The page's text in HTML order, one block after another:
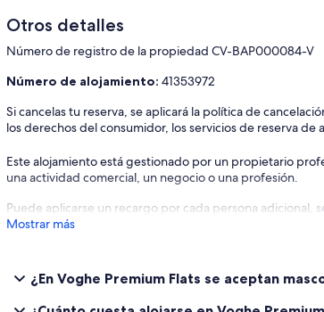
Otros detalles
Número de registro de la propiedad CV-BAP000084-V
Número de alojamiento:41353972
Si cancelas tu reserva, se aplicará la política de
los derechos del consumidor, los servicios de reserva
Este alojamiento está gestionado por un propietario
una actividad comercial, un negocio o una profesión.
Puede aplicarse un recargo por cada persona adicional,
Mostrar más
¿En Voghe Premium Flats se aceptan